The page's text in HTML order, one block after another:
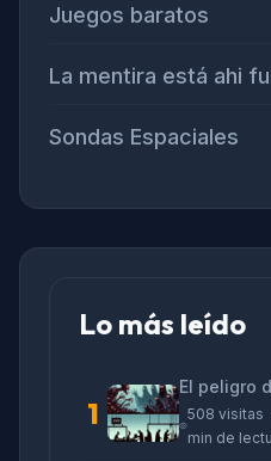
Juegos baratos
La mentira está ahi
Sondas Espaciales
Lo más leído
1
508 visitas
min de